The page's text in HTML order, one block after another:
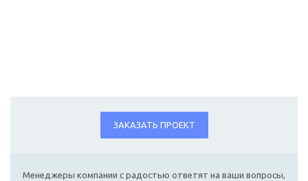
ЗАКАЗАТЬ ПРОЕКТ
Менеджеры компании с радостью ответят на ваши вопросы,